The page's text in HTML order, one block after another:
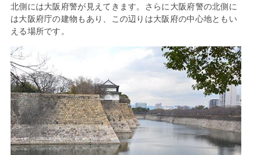
北側には大阪府警が見えてきます。さらに大阪府警の北側に
は大阪府庁の建物もあり、この辺りは大阪府の中心地ともい
える場所です。